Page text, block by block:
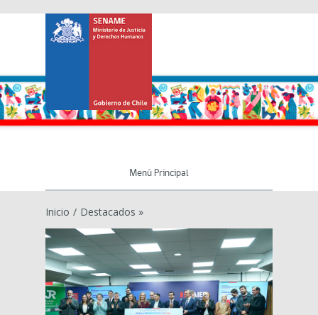
Menú Principal
Inicio / Destacados »